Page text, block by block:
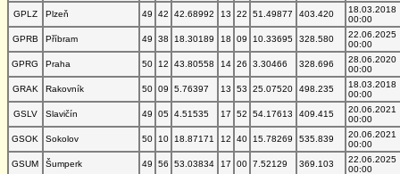
GPLZ
Plzeň 49 42 42.68992 13 22 51.49877 403.420
18.03.2018
00:00
GPRB
Příbram 49 38 18.30189 18 09 10.33695 328.580
22.06.2025
00:00
GPRG
Praha 50 12 43.80558 14 26 3.30466 328.696
28.06.2020
00:00
GRAK
Rakovník 50 09 5.76397 13 53 25.07520 498.235
18.03.2018
00:00
GSLV
Slavičín 49 05 4.51535 17 52 54.17613 409.415
20.06.2021
00:00
GSOK
Sokolov 50 10 18.87171 12 40 15.78269 535.839
20.06.2021
00:00
GSUM
Šumperk 49 56 53.03834 17 00 7.52129 369.103
22.06.2025
00:00